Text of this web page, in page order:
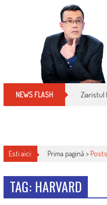
NEWS FLASH Ziaristul
Esti aici: Prima pagină >
TAG: HARVARD